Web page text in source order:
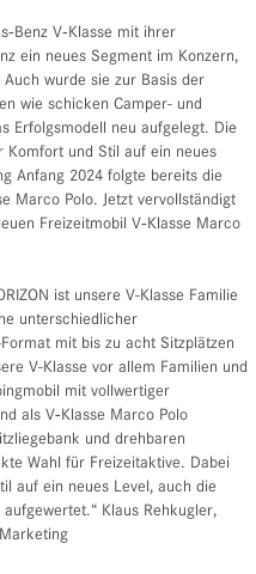
V‑Klasse mit ihrer
ein neues Segment im Konzern,
wurde sie zur Basis der
wie schicken Camper- und
Erfolgsmodell neu aufgelegt. Die
Komfort und Stil auf ein neues
Anfang 2024 folgte bereits die
Marco Polo. Jetzt vervollständigt
Freizeitmobil V‑Klasse Marco
ist unsere V-Klasse Familie
unterschiedlicher
mit bis zu acht Sitzplätzen
V-Klasse vor allem Familien und
mit vollwertiger
als V‑Klasse Marco Polo
und drehbaren
Wahl für Freizeitaktive. Dabei
auf ein neues Level, auch die
Klaus Rehkugler,